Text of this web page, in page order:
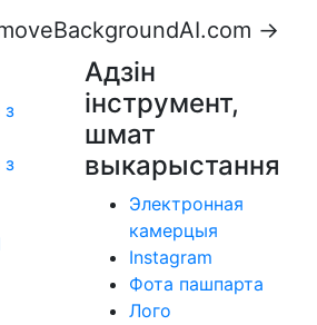
→
з
з
Адзін
інструмент,
шмат
выкарыстання
Электронная
камерцыя
Instagram
Фота пашпарта
Лого